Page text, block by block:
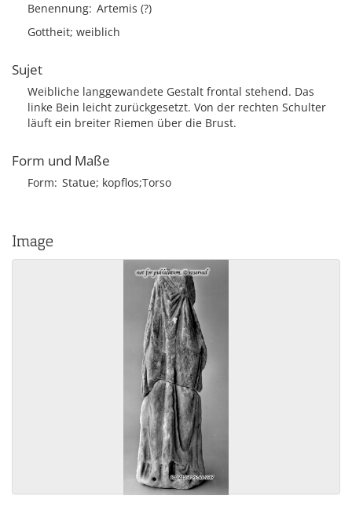
Benennung Artemis (?)
Gottheit; weiblich
Sujet
Weibliche langgewandete Gestalt frontal stehend. Das
linke Bein leicht zurückgesetzt. Von der rechten Schulter
läuft ein breiter Riemen über die Brust.
Form und Maße
Form Statue; kopflos;Torso
Image